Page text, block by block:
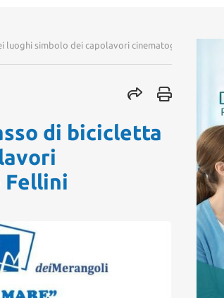
luoghi simbolo dei capolavori cinematografici di
di bicicletta
Fellini